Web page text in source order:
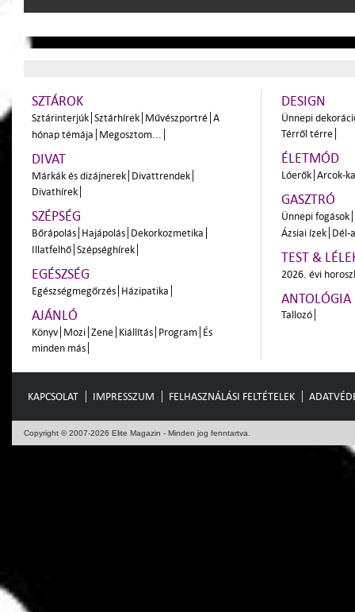
SZTÁROK
Sztárinterjúk Sztárhírek Művészportré A
hónap témája Megosztom...
DIVAT
Márkák és dizájnerek Divattrendek
Divathírek
SZÉPSÉG
Bőrápolás Hajápolás Dekorkozmetika
Illatfelhő Szépséghírek
EGÉSZSÉG
Egészségmegőrzés Házipatika
AJÁNLÓ
Könyv Mozi Zene Kiállítás Program És
minden más
DESIGN
Ünnepi
Térről térre
ÉLETMÓD
Lóerők Arcok-
GASZTRÓ
Ünnepi fogások
Ázsiai ízek Dél-
TEST &
2026. évi
ANTOLÓGIA
Tallozó
KAPCSOLAT IMPRESSZUM FELHASZNÁLÁSI FELTÉTELEK
Copyright © 2007-2026 Elite Magazin - Minden jog fenntartva.